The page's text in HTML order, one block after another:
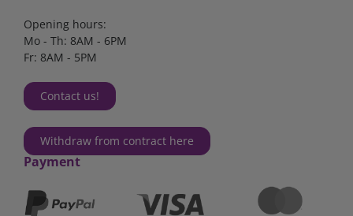
Opening hours:
Mo - Th: 8AM - 6PM
Fr: 8AM - 5PM
Contact us!
Withdraw from contract here
Payment